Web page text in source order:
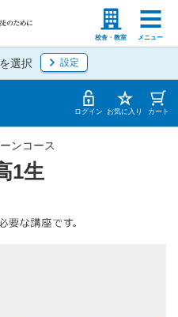
校舎・教室 メニュー
高等学校の先生
選択 設定
ログイン お気に入り カート
1生
ンコース